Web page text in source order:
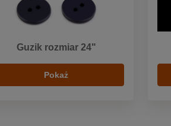
Guzik rozmiar 24"
Pokaż